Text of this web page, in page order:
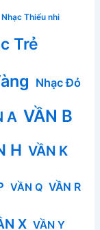
Nhạc Thiếu nhi
Trẻ
Nhạc Đỏ
A VẦN B
H VẦN K
VẦN Q VẦN R
X VẦN Y